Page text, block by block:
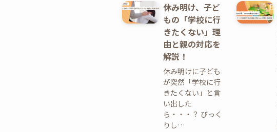
休み明け、子ど
もの「学校に行
きたくない」理
由と親の対応を
解説！
休み明けに子ども
が突然「学校に行
きたくない」と言
い出した
ら・・・？ びっく
りし…